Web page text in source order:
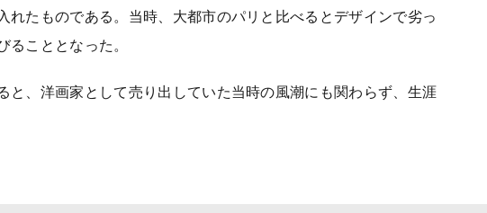
たものである。当時、大都市のパリと比べるとデザインで劣っ
こととなった。
、洋画家として売り出していた当時の風潮にも関わらず、生涯